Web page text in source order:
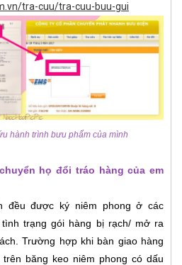
tra-cuu/tra-cuu-buu-gui
hành trình bưu phẩm của mình
họ đổi tráo hàng của em
đều được ký niêm phong ở các
trạng gói hàng bị rạch/ mở ra
Trường hợp khi bàn giao hàng
băng keo niêm phong có dấu